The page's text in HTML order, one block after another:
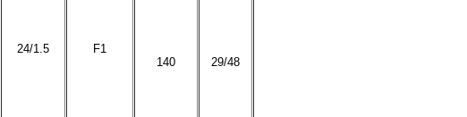
24/1.5 F1
140 29/48